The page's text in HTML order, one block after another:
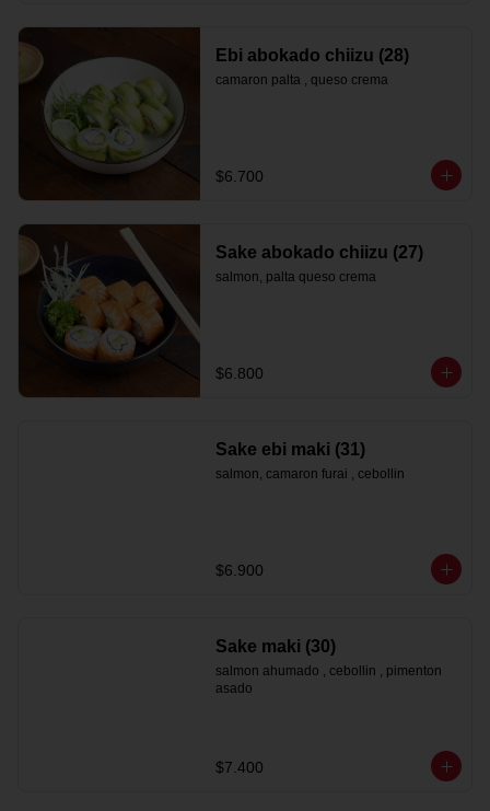
Ebi abokado chiizu (28)
camaron palta , queso crema
$6.700
Sake abokado chiizu (27)
salmon, palta queso crema
$6.800
Sake ebi maki (31)
salmon, camaron furai , cebollin
$6.900
Sake maki (30)
salmon ahumado , cebollin , pimenton
asado
$7.400